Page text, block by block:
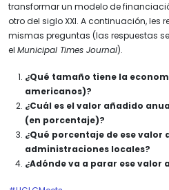
transformar un modelo de
otro del siglo XXI. A continuación, les
mismas preguntas (las respuestas
el Municipal Times Journal).
¿Qué tamaño tiene la
americanos)?
¿Cuál es el valor añadido
(en porcentaje)?
¿Qué porcentaje de ese
administraciones locales?
¿Adónde va a parar ese valor